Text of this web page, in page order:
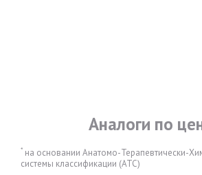
Аналоги по
* на основании Анатомо-Терапевтически-
системы классификации (АТС)